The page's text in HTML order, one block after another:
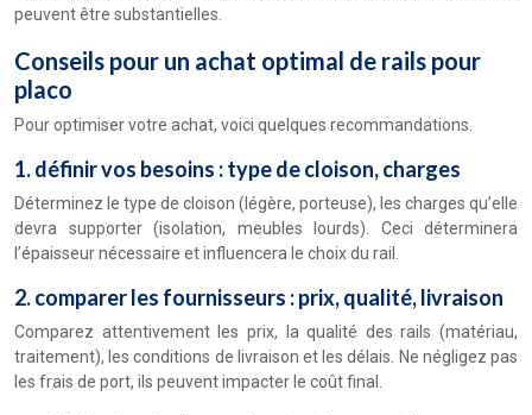
peuvent être substantielles.
Conseils pour un achat optimal de rails pour
placo
Pour optimiser votre achat, voici quelques recommandations.
1. définir vos besoins : type de cloison, charges
Déterminez le type de cloison (légère, porteuse), les charges qu’elle
devra supporter (isolation, meubles lourds). Ceci déterminera
l’épaisseur nécessaire et influencera le choix du rail.
2. comparer les fournisseurs : prix, qualité, livraison
Comparez attentivement les prix, la qualité des rails (matériau,
traitement), les conditions de livraison et les délais. Ne négligez pas
les frais de port, ils peuvent impacter le coût final.